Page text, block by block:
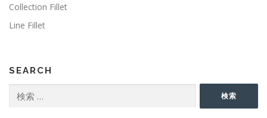
Collection Fillet
Line Fillet
SEARCH
索:
検索